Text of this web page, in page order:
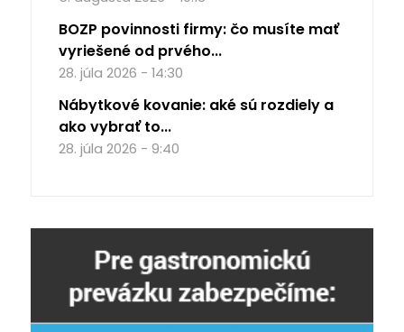
BOZP povinnosti firmy: čo musíte mať
vyriešené od prvého...
28. júla 2026 - 14:30
Nábytkové kovanie: aké sú rozdiely a
ako vybrať to...
28. júla 2026 - 9:40